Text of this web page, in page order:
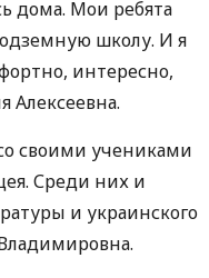
дома. Мои ребята
школу. И я
интересно,
Алексеевна.
своими учениками
Среди них и
и украинского